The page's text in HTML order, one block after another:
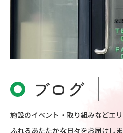
ブログ
施設のイベント・取り組みなどエ
ふれるあたたかな日々をお届けし